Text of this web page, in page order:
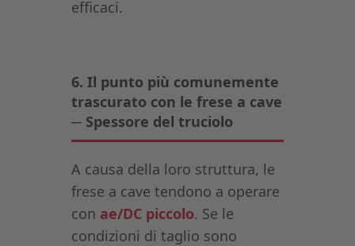
efficaci.
6. Il punto più comunemente
trascurato con le frese a cave
─ Spessore del truciolo
A causa della loro struttura, le
frese a cave tendono a operare
con ae/DC piccolo. Se le
condizioni di taglio sono